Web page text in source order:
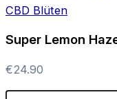
CBD Blüten
Super Lemon
€24.90
Super